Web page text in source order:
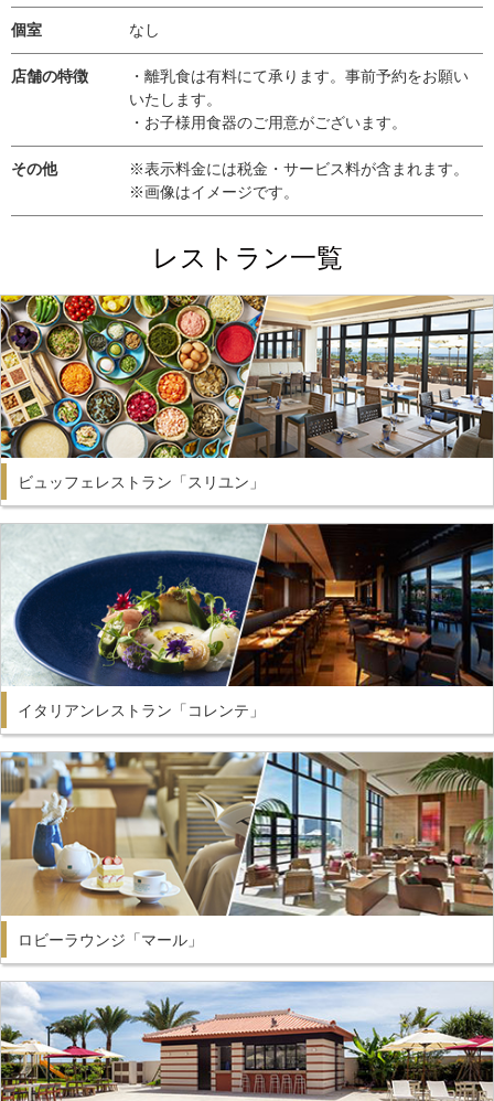
個室 なし
店舗の特徴
・離乳食は有料にて承ります。事前予約をお願い
いたします。
・お子様用食器のご用意がございます。
その他
※表示料金には税金・サービス料が含まれます。
※画像はイメージです。
レストラン一覧
ビュッフェレストラン「スリユン」
イタリアンレストラン「コレンテ」
ロビーラウンジ「マール」